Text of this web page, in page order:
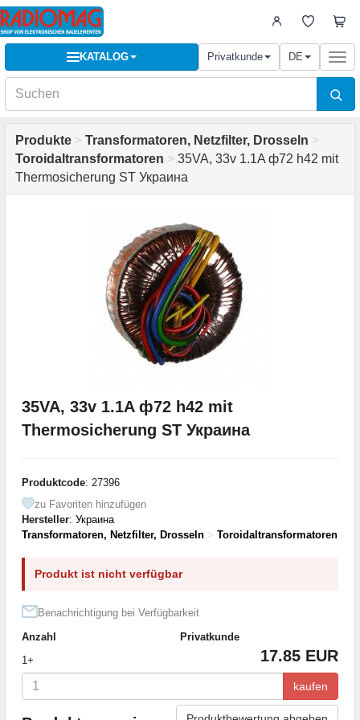
KATALOG Privatkunde DE
Produkte > Transformatoren, Netzfilter, Drosseln >
Toroidaltransformatoren > 35VA, 33v 1.1A ф72 h42 mit
Thermosicherung ST Украина
35VA, 33v 1.1A ф72 h42 mit
Thermosicherung ST Украина
Produktcode: 27396
zu Favoriten hinzufügen
Hersteller: Украина
Transformatoren, Netzfilter, Drosseln > Toroidaltransformatoren
Produkt ist nicht verfügbar
Benachrichtigung bei Verfügbarkeit
Anzahl
Privatkunde
1+
17.85 EUR
kaufen